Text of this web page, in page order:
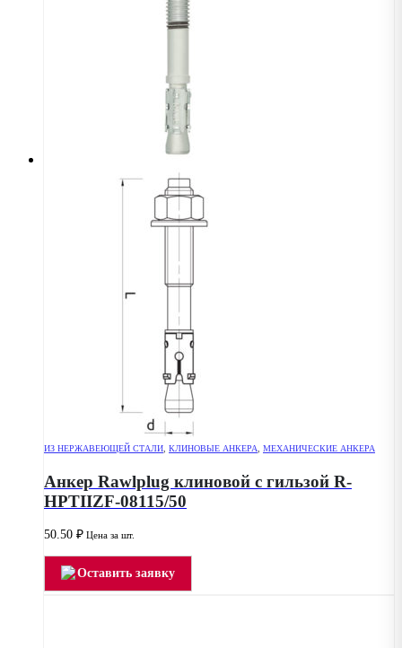
ИЗ НЕРЖАВЕЮЩЕЙ СТАЛИ КЛИНОВЫЕ АНКЕРА МЕХАНИЧЕСКИЕ АНКЕРА
Анкер Rawlplug клиновой с гильзой R-
HPTIIZF-08115/50
50.50 ₽ Цена за шт.
Оставить заявку